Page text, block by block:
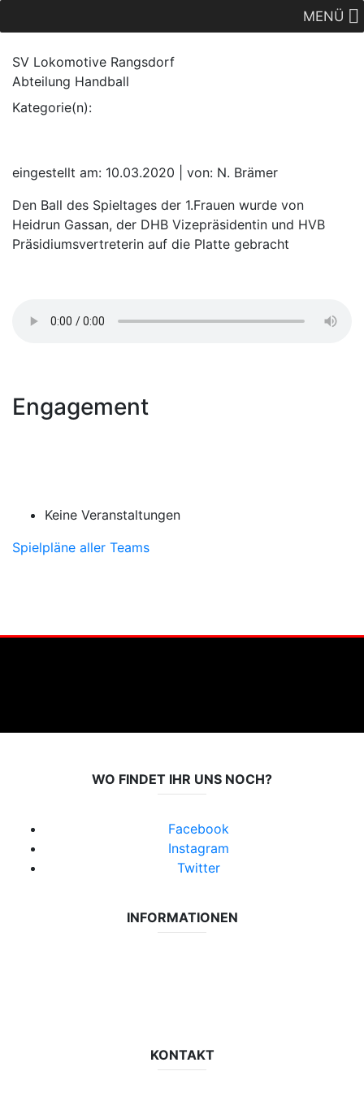
MENÜ
SV Lokomotive Rangsdorf
Abteilung Handball
Kategorie(n):
eingestellt am: 10.03.2020 | von: N. Brämer
Den Ball des Spieltages der 1.Frauen wurde von
Heidrun Gassan, der DHB Vizepräsidentin und HVB
Präsidiumsvertreterin auf die Platte gebracht
Engagement
Keine Veranstaltungen
Spielpläne aller Teams
WO FINDET IHR UNS NOCH?
Facebook
Instagram
Twitter
INFORMATIONEN
KONTAKT